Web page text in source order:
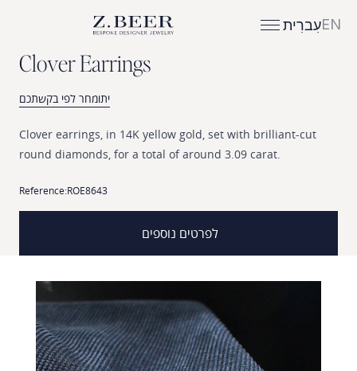
ENעִברִית
CloverEarrings
יתומחר לפי בקשתכם
Clover earrings, in 14K yellow gold, set with brilliant-cut
round diamonds, for a total of around 3.09 carat.
Reference:ROE8643
לפרטים נוספים